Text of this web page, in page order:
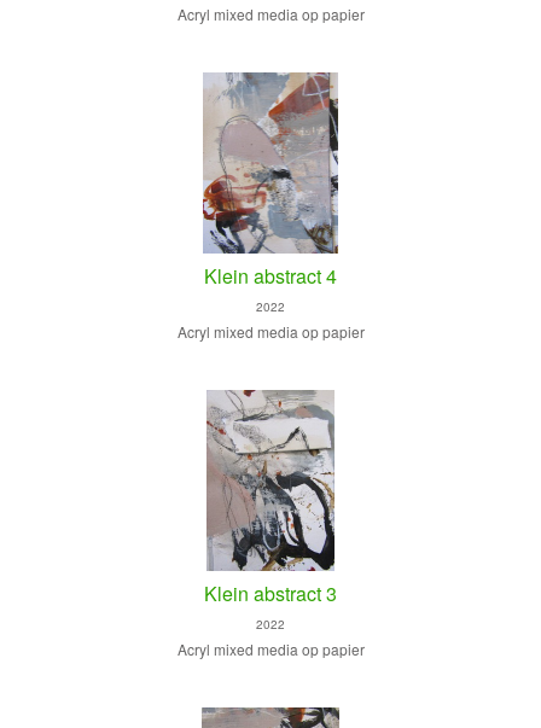
Acryl mixed media op papier
Klein abstract 4
2022
Acryl mixed media op papier
Klein abstract 3
2022
Acryl mixed media op papier